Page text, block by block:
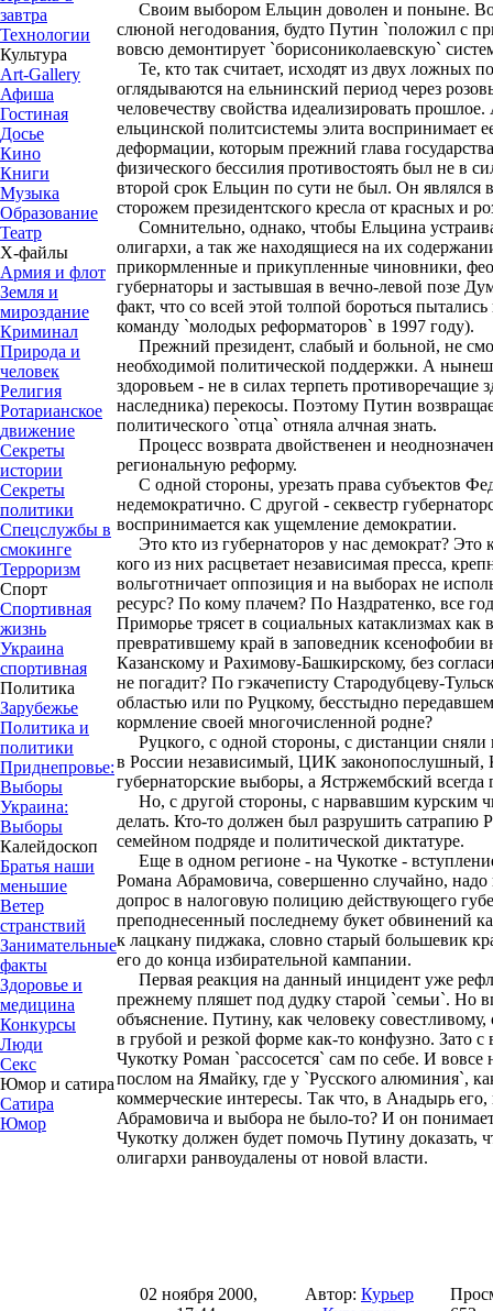
завтра
Технологии
Культура
Art-Gallery
Афиша
Гостиная
Досье
Кино
Книги
Музыка
Образование
Театр
Х-файлы
Армия и флот
Земля и
мироздание
Криминал
Природа и
человек
Религия
Ротарианское
движение
Секреты
истории
Секреты
политики
Спецслужбы в
смокинге
Терроризм
Спорт
Спортивная
жизнь
Украина
спортивная
Политика
Зарубежье
Политика и
политики
Приднепровье:
Выборы
Украина:
Выборы
Калейдоскоп
Братья наши
меньшие
Ветер
странствий
Занимательные
факты
Здоровье и
медицина
Конкурсы
Люди
Секс
Юмор и сатира
Сатира
Юмор
Своим выбором Ельцин доволен и поныне.
слюной негодования, будто Путин `положил с
вовсю демонтирует `борисониколаевскую`
Те, кто так считает, исходят из двух ложных
оглядываются на ельнинский период через
человечеству свойства идеализировать
ельцинской политсистемы элита воспринимает
деформации, которым прежний глава
физического бессилия противостоять был не в
второй срок Ельцин по сути не был. Он являлся
сторожем президентского кресла от красных и
Сомнительно, однако, чтобы Ельцина
олигархи, а так же находящиеся на их
прикормленные и прикупленные чиновники,
губернаторы и застывшая в вечно-левой позе
факт, что со всей этой толпой бороться
команду `молодых реформаторов` в 1997 году).
Прежний президент, слабый и больной, не
необходимой политической поддержки. А
здоровьем - не в силах терпеть противоречащие
наследника) перекосы. Поэтому Путин
политического `отца` отняла алчная знать.
Процесс возврата двойственен и
региональную реформу.
С одной стороны, урезать права субъектов
недемократично. С другой - секвестр
воспринимается как ущемление демократии.
Это кто из губернаторов у нас демократ? Это
кого из них расцветает независимая пресса,
вольготничает оппозиция и на выборах не
ресурс? По кому плачем? По Наздратенко, все
Приморье трясет в социальных катаклизмах как
превратившему край в заповедник ксенофобии
Казанскому и Рахимову-Башкирскому, без
не погадит? По гэкачеписту Стародубцеву-
областью или по Руцкому, бесстыдно
кормление своей многочисленной родне?
Руцкого, с одной стороны, с дистанции сняли
в России независимый, ЦИК законопослушный,
губернаторские выборы, а Ястржембский всегда
Но, с другой стороны, с нарвавшим курским
делать. Кто-то должен был разрушить сатрапию
семейном подряде и политической диктатуре.
Еще в одном регионе - на Чукотке -
Романа Абрамовича, совершенно случайно, надо
допрос в налоговую полицию действующего
преподнесенный последнему букет обвинений
к лацкану пиджака, словно старый большевик
его до конца избирательной кампании.
Первая реакция на данный инцидент уже
прежнему пляшет под дудку старой `семьи`. Но
объяснение. Путину, как человеку
в грубой и резкой форме как-то конфузно. Зато
Чукотку Роман `рассосется` сам по себе. И вовсе
послом на Ямайку, где у `Русского алюминия`,
коммерческие интересы. Так что, в Анадырь
Абрамовича и выбора не было-то? И он
Чукотку должен будет помочь Путину доказать,
олигархи ранвоудалены от новой власти.
02 ноября 2000,
Автор: Курьер